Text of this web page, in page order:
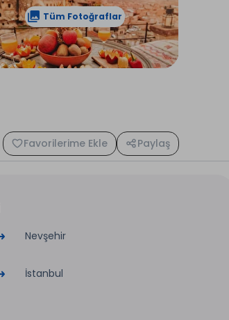
Tüm Fotoğraflar
Favorilerime Ekle Paylaş
Nevşehir
İstanbul